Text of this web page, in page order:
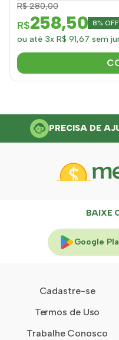
R$ 280,00
R$258,50 8%
ou até 3x R$ 91,67 sem
PRECISA DE
BAIXE
Google
Cadastre-se
Termos de Uso
Trabalhe Conosco